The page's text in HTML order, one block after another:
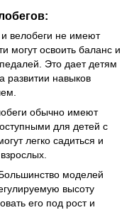
велобеги не имеют
могут освоить баланс и
Это дает детям
развитии навыков
обычно имеют
для детей с
легко садиться и
моделей
высоту
его под рост и